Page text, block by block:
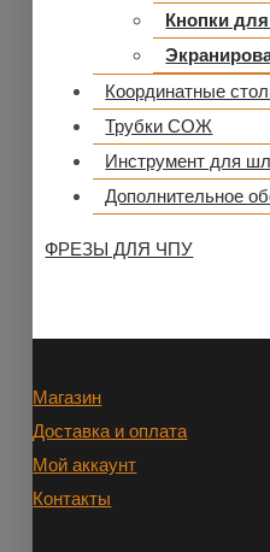
Кнопки
Координатные
Трубки СОЖ
Инструмент для
Дополнительное
ФРЕЗЫ ДЛЯ ЧПУ
Магазин
Доставка и оплата
Мой аккаунт
Контакты